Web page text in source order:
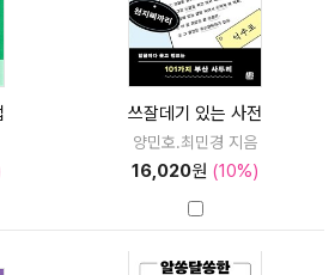
쓰잘데기 있는 사전
양민호.최민경 지음
16,020원 (10%)